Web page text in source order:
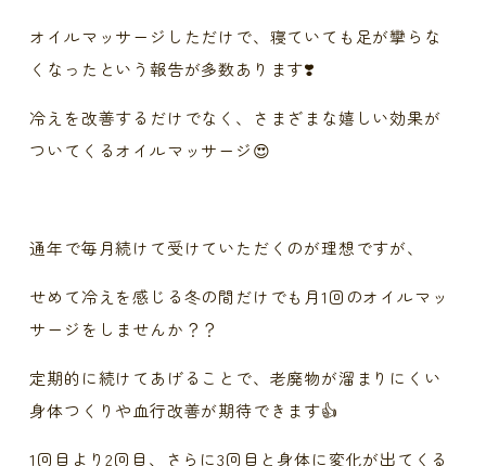
オイルマッサージしただけで、寝ていても足が攣らな
くなったという報告が多数あります❣️
冷えを改善するだけでなく、さまざまな嬉しい効果が
ついてくるオイルマッサージ😍
通年で毎月続けて受けていただくのが理想ですが、
せめて冷えを感じる冬の間だけでも月1回のオイルマッ
サージをしませんか？？
定期的に続けてあげることで、老廃物が溜まりにくい
身体つくりや血行改善が期待できます👍
1回目より2回目、さらに3回目と身体に変化が出てくる